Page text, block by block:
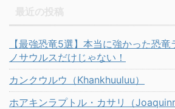
【最強恐竜5選】本当に強かった恐
ノサウルスだけじゃない！
カンクウルウ（Khankhuuluu）
ホアキンラプトル・カサリ（